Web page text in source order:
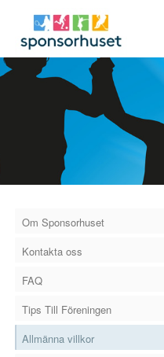
Om Sponsorhuset
Kontakta oss
FAQ
Tips Till Föreningen
Allmänna villkor